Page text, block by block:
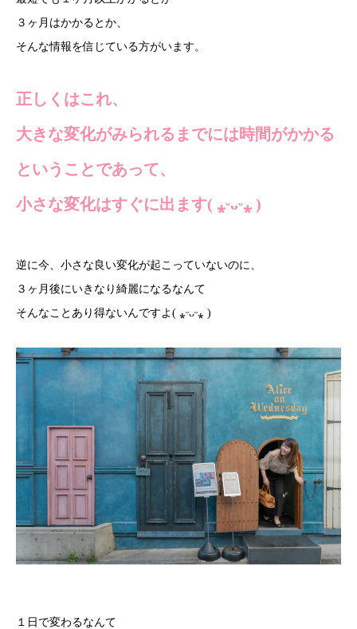
３ヶ月はかかるとか、
そんな情報を信じている方がいます。
正しくはこれ、
大きな変化がみられるまでには時間がかかる
ということであって、
小さな変化はすぐに出ます( ⁎ᵕᴗᵕ⁎ )
逆に今、小さな良い変化が起こっていないのに、
３ヶ月後にいきなり綺麗になるなんて
そんなことあり得ないんですよ( ⁎ᵕᴗᵕ⁎ )
１日で変わるなんて